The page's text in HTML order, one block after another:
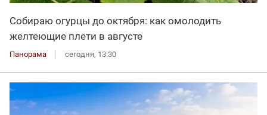
Собираю огурцы до октября: как омолодить
желтеющие плети в августе
Панорама сегодня, 13:30